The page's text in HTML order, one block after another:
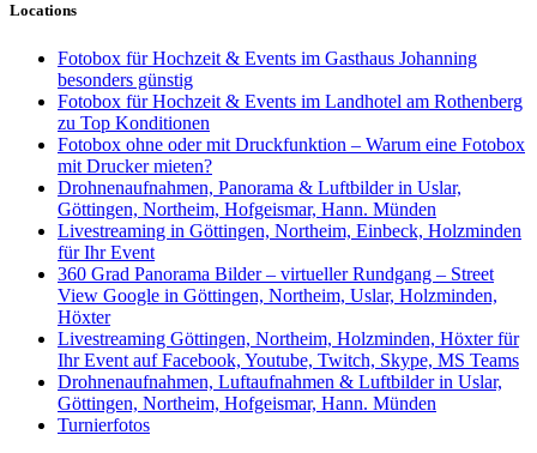
Locations
Fotobox für Hochzeit & Events im Gasthaus Johanning
besonders günstig
Fotobox für Hochzeit & Events im Landhotel am Rothenberg
zu Top Konditionen
Fotobox ohne oder mit Druckfunktion – Warum eine Fotobox
mit Drucker mieten?
Drohnenaufnahmen, Panorama & Luftbilder in Uslar,
Göttingen, Northeim, Hofgeismar, Hann. Münden
Livestreaming in Göttingen, Northeim, Einbeck, Holzminden
für Ihr Event
360 Grad Panorama Bilder – virtueller Rundgang – Street
View Google in Göttingen, Northeim, Uslar, Holzminden,
Höxter
Livestreaming Göttingen, Northeim, Holzminden, Höxter für
Ihr Event auf Facebook, Youtube, Twitch, Skype, MS Teams
Drohnenaufnahmen, Luftaufnahmen & Luftbilder in Uslar,
Göttingen, Northeim, Hofgeismar, Hann. Münden
Turnierfotos